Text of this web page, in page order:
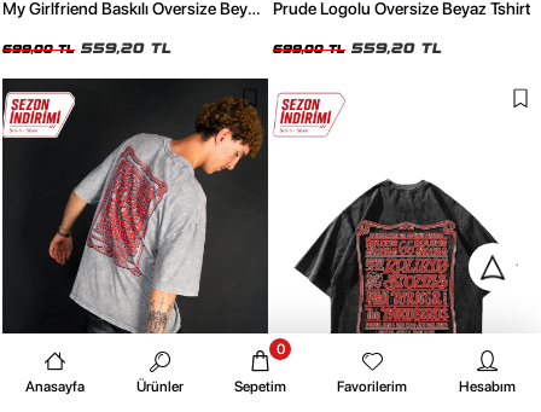
My Girlfriend Baskılı Oversize Beyaz
699,00 TL 559,20 TL
Prude Logolu Oversize Beyaz Tshirt
699,00 TL 559,20 TL
Anasayfa Ürünler Sepetim
0
Favorilerim Hesabım